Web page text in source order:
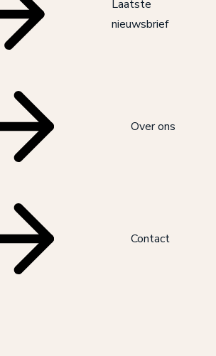
Laatste
nieuwsbrief
Over ons
Contact